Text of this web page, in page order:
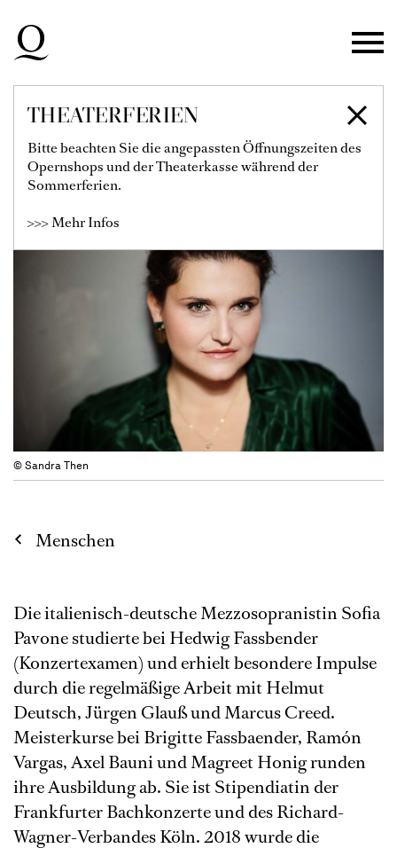
Zur Hauptnavigation springen
Zum Hauptinhalt springen
Zum Footer springen
THEATERFERIEN
Bitte beachten Sie die angepassten Öffnungszeiten des
Opernshops und der Theaterkasse während der
Sommerferien.
>>> Mehr Infos
SOFIA PAVONE
© Sandra Then
Menschen
Die italienisch-deutsche Mezzosopranistin Soﬁa
Pavone studierte bei Hedwig Fassbender
(Konzertexamen) und erhielt besondere Impulse
durch die regelmäßige Arbeit mit Helmut
Deutsch, Jürgen Glauß und Marcus Creed.
Meisterkurse bei Brigitte Fassbaender, Ramón
Vargas, Axel Bauni und Magreet Honig runden
ihre Ausbildung ab. Sie ist Stipendiatin der
Frankfurter Bachkonzerte und des Richard-
Wagner-Verbandes Köln. 2018 wurde die